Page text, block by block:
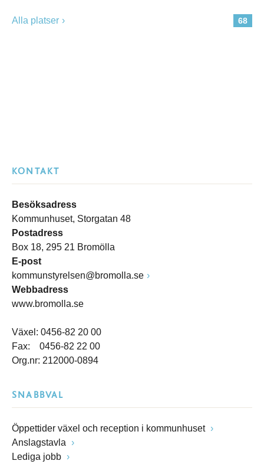
68
Alla platser
KONTAKT
Besöksadress
Kommunhuset, Storgatan 48
Postadress
Box 18, 295 21 Bromölla
E-post
kommunstyrelsen@bromolla.se
Webbadress
www.bromolla.se
Växel: 0456-82 20 00
Fax: 0456-82 22 00
Org.nr: 212000-0894
SNABBVAL
Öppettider växel och reception i kommunhuset
Anslagstavla
Lediga jobb